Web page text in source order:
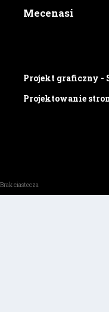
Mecenasi
Projekt graficzny -
Projektowanie
Brak ciastecza